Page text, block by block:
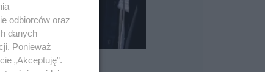
odbiorców oraz
danych
Ponieważ
„Akceptuję”.